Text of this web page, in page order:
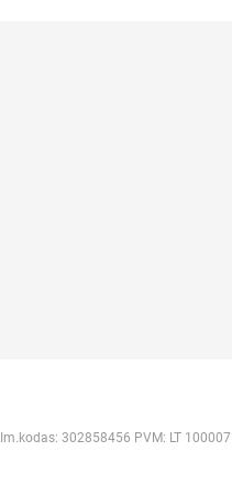
Im.kodas: 302858456 PVM: LT